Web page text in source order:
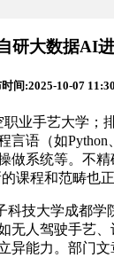
研大数据AI
间:2025-10-07 11:30
手艺大学；
言语（如Python
做系统等。不
课程和范畴也
技大学成都学
无人驾驶手艺
异能力。部门